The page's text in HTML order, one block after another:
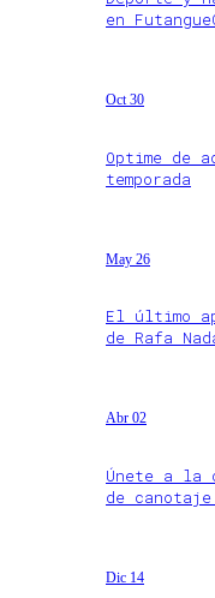
en
Oct 30
Optime de
temporada
May 26
El último
de Rafa
Abr 02
Únete a la
de
Dic 14